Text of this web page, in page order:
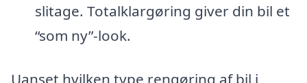
slitage. Totalklargøring giver din bil et
“som ny”-look.
Uanset hvilken type rengøring af bil i